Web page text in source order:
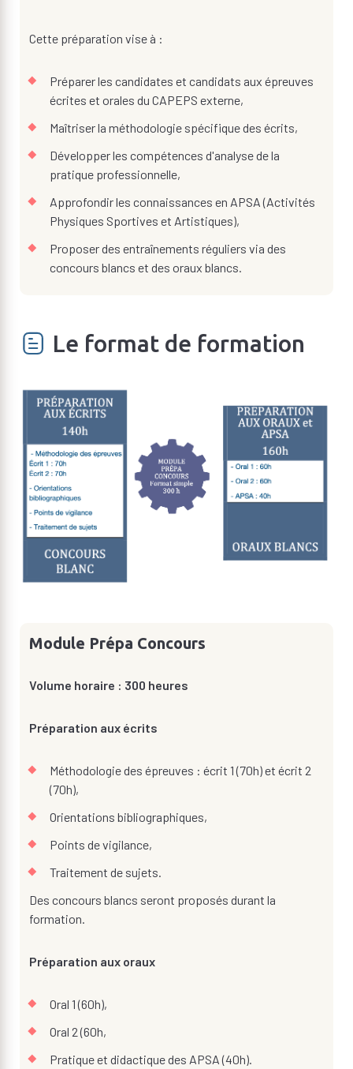
Cette préparation vise à :
Préparer les candidates et candidats aux épreuves
écrites et orales du CAPEPS externe,
Maîtriser la méthodologie spécifique des écrits,
Développer les compétences d'analyse de la
pratique professionnelle,
Approfondir les connaissances en APSA (Activités
Physiques Sportives et Artistiques),
Proposer des entraînements réguliers via des
concours blancs et des oraux blancs.
Le format de formation
Module Prépa Concours
Volume horaire : 300 heures
Préparation aux écrits
Méthodologie des épreuves : écrit 1 (70h) et écrit 2
(70h),
Orientations bibliographiques,
Points de vigilance,
Traitement de sujets.
Des concours blancs seront proposés durant la
formation.
Préparation aux oraux
Oral 1 (60h),
Oral 2 (60h,
Pratique et didactique des APSA (40h).